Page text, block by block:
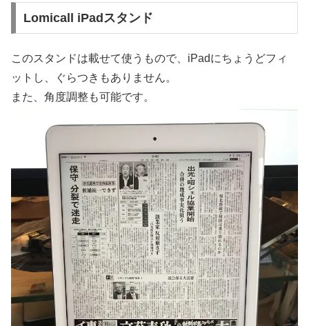
Lomicall iPadスタンド
このスタンドは載せて使うもので、iPadにちょうどフィ
ットし、ぐらつきもありません。
また、角度調整も可能です。